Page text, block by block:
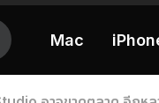
Mac